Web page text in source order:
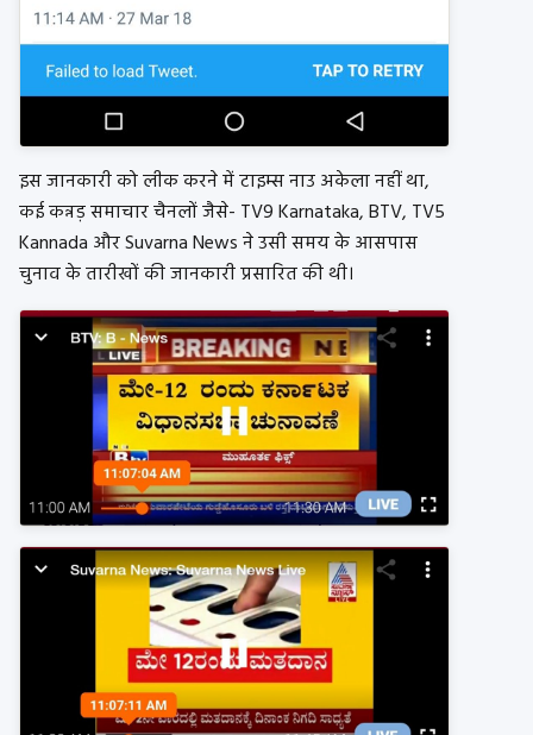
इस जानकारी को लीक करने में टाइम्स नाउ अकेला नहीं था,
कई कन्नड़ समाचार चैनलों जैसे- TV9 Karnataka, BTV, TV5
Kannada और Suvarna News ने उसी समय के आसपास
चुनाव के तारीखों की जानकारी प्रसारित की थी।